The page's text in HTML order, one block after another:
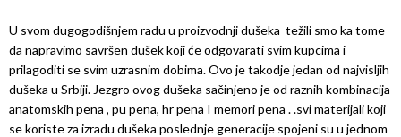
U svom dugogodišnjem radu u proizvodnji dušeka težili smo ka tome
da napravimo savršen dušek koji će odgovarati svim kupcima i
prilagoditi se svim uzrasnim dobima. Ovo je takodje jedan od najvisljih
dušeka u Srbiji. Jezgro ovog dušeka sačinjeno je od raznih kombinacija
anatomskih pena , pu pena, hr pena I memori pena . .svi materijali koji
se koriste za izradu dušeka poslednje generacije spojeni su u jednom